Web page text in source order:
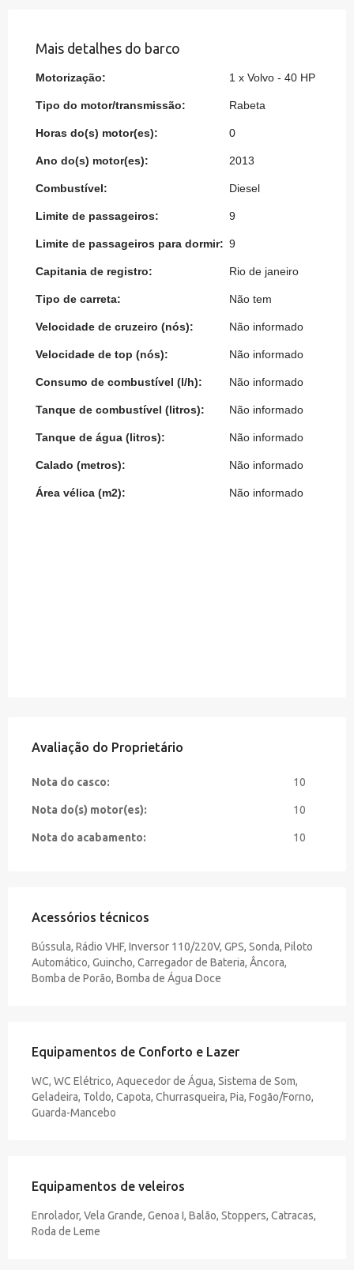
Mais detalhes do barco
Motorização: 1 x Volvo - 40 HP
Tipo do motor/transmissão: Rabeta
Horas do(s) motor(es): 0
Ano do(s) motor(es): 2013
Combustível: Diesel
Limite de passageiros: 9
Limite de passageiros para dormir: 9
Capitania de registro: Rio de janeiro
Tipo de carreta: Não tem
Velocidade de cruzeiro (nós): Não informado
Velocidade de top (nós): Não informado
Consumo de combustível (l/h): Não informado
Tanque de combustível (litros): Não informado
Tanque de água (litros): Não informado
Calado (metros): Não informado
Área vélica (m2): Não informado
Avaliação do Proprietário
Nota do casco: 10
Nota do(s) motor(es): 10
Nota do acabamento: 10
Acessórios técnicos
Bússula, Rádio VHF, Inversor 110/220V, GPS, Sonda, Piloto
Automático, Guincho, Carregador de Bateria, Âncora,
Bomba de Porão, Bomba de Água Doce
Equipamentos de Conforto e Lazer
WC, WC Elétrico, Aquecedor de Água, Sistema de Som,
Geladeira, Toldo, Capota, Churrasqueira, Pia, Fogão/Forno,
Guarda-Mancebo
Equipamentos de veleiros
Enrolador, Vela Grande, Genoa I, Balão, Stoppers, Catracas,
Roda de Leme